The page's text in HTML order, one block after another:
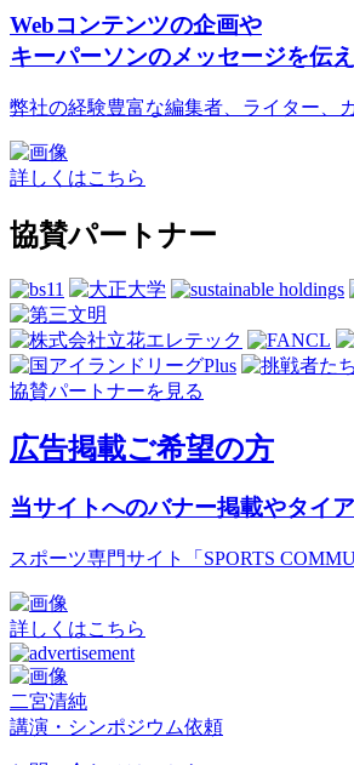
Webコンテンツの企画や
キーパーソンのメッセージを伝
弊社の経験豊富な編集者、ライター、
詳しくはこちら
協賛パートナー
協賛パートナーを見る
広告掲載ご希望の方
当サイトへのバナー掲載やタイ
スポーツ専門サイト「SPORTS
詳しくはこちら
二宮清純
講演・シンポジウム依頼